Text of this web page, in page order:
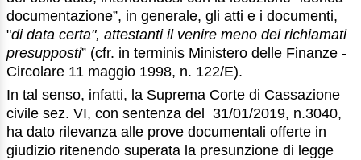
documentazione”, in generale, gli atti e i documenti,
"di data certa", attestanti il venire meno dei richiamati
presupposti” (cfr. in terminis Ministero delle Finanze -
Circolare 11 maggio 1998, n. 122/E).
In tal senso, infatti, la Suprema Corte di Cassazione
civile sez. VI, con sentenza del 31/01/2019, n.3040,
ha dato rilevanza alle prove documentali offerte in
giudizio ritenendo superata la presunzione di legge